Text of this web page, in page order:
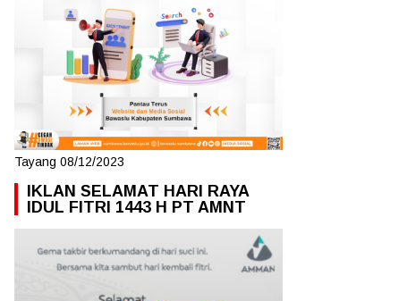
Tayang 08/12/2023
IKLAN SELAMAT HARI RAYA
IDUL FITRI 1443 H PT AMNT